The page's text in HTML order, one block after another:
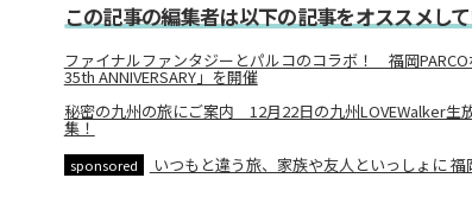
この記事の編集者は以下の記事をオススメし
ファイナルファンタジーとパルコのコラボ！ 福岡PARCO
35th ANNIVERSARY」を開催
秘密の九州の旅にご案内 12月22日の九州LOVEWalker生
集！
sponsored いつもと違う旅、家族や友人といっしょに 福